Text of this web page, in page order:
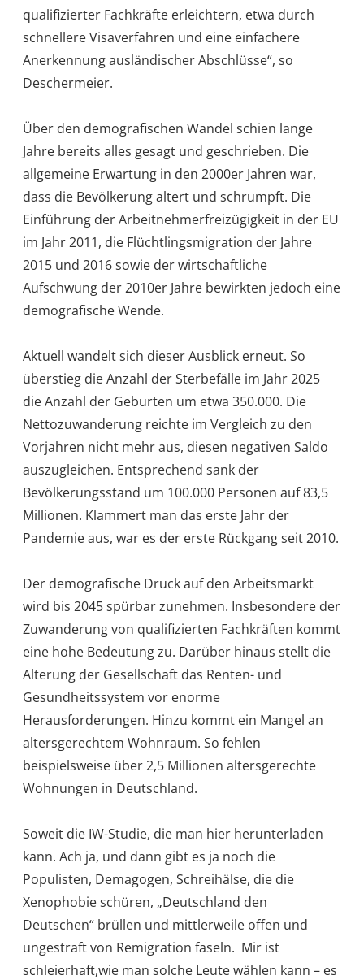
qualifizierter Fachkräfte erleichtern, etwa durch
schnellere Visaverfahren und eine einfachere
Anerkennung ausländischer Abschlüsse“, so
Deschermeier.
Über den demografischen Wandel schien lange
Jahre bereits alles gesagt und geschrieben. Die
allgemeine Erwartung in den 2000er Jahren war,
dass die Bevölkerung altert und schrumpft. Die
Einführung der Arbeitnehmerfreizügigkeit in der EU
im Jahr 2011, die Flüchtlingsmigration der Jahre
2015 und 2016 sowie der wirtschaftliche
Aufschwung der 2010er Jahre bewirkten jedoch eine
demografische Wende.
Aktuell wandelt sich dieser Ausblick erneut. So
überstieg die Anzahl der Sterbefälle im Jahr 2025
die Anzahl der Geburten um etwa 350.000. Die
Nettozuwanderung reichte im Vergleich zu den
Vorjahren nicht mehr aus, diesen negativen Saldo
auszugleichen. Entsprechend sank der
Bevölkerungsstand um 100.000 Personen auf 83,5
Millionen. Klammert man das erste Jahr der
Pandemie aus, war es der erste Rückgang seit 2010.
Der demografische Druck auf den Arbeitsmarkt
wird bis 2045 spürbar zunehmen. Insbesondere der
Zuwanderung von qualifizierten Fachkräften kommt
eine hohe Bedeutung zu. Darüber hinaus stellt die
Alterung der Gesellschaft das Renten- und
Gesundheitssystem vor enorme
Herausforderungen. Hinzu kommt ein Mangel an
altersgerechtem Wohnraum. So fehlen
beispielsweise über 2,5 Millionen altersgerechte
Wohnungen in Deutschland.
Soweit die IW-Studie, die man hier herunterladen
kann. Ach ja, und dann gibt es ja noch die
Populisten, Demagogen, Schreihälse, die die
Xenophobie schüren, „Deutschland den
Deutschen“ brüllen und mittlerweile offen und
ungestraft von Remigration faseln. Mir ist
schleierhaft,wie man solche Leute wählen kann – es